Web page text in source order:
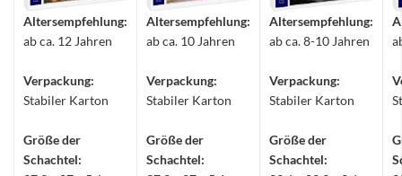
Altersempfehlung:
ab ca. 12 Jahren
Verpackung:
Stabiler Karton
Größe der
Schachtel:
Altersempfehlung:
ab ca. 10 Jahren
Verpackung:
Stabiler Karton
Größe der
Schachtel:
Altersempfehlung:
ab ca. 8-10 Jahren
Verpackung:
Stabiler Karton
Größe der
Schachtel: